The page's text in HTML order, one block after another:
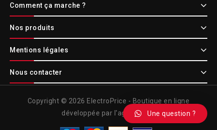
Comment ça marche ?
Nos produits
Mentions légales
Nous contacter
Copyright © 2026 ElectroPrice - Boutique en ligne
développée par l'agence EticUne question ?